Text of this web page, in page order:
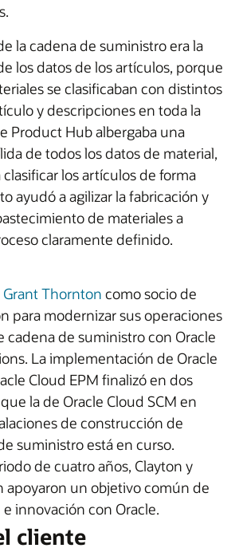
la cadena de suministro era la
los datos de los artículos, porque
se clasificaban con distintos
y descripciones en toda la
Product Hub albergaba una
de todos los datos de material,
los artículos de forma
ayudó a agilizar la fabricación y
de materiales a
claramente definido.
Grant Thornton como socio de
para modernizar sus operaciones
cadena de suministro con Oracle
La implementación de Oracle
Cloud EPM finalizó en dos
la de Oracle Cloud SCM en
de construcción de
suministro está en curso.
de cuatro años, Clayton y
apoyaron un objetivo común de
innovación con Oracle.
cliente